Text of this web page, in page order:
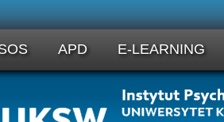
APD E-LEARNING